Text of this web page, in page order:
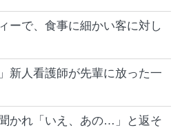
ーで、食事に細かい客に対し
新人看護師が先輩に放った一
かれ「いえ、あの…」と返そ